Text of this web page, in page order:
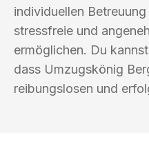
individuellen
stressfreie und
ermöglichen. Du
dass Umzugskönig
reibungslosen und